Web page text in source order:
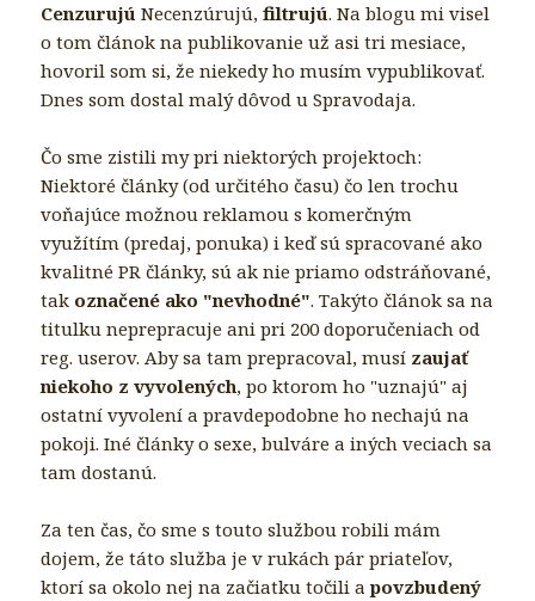
Cenzurujú Necenzúrujú,filtrujú. Na blogu mi visel
o tom článok na publikovanie už asi tri mesiace,
hovoril som si, že niekedy ho musím vypublikovať.
Dnes som dostal malý dôvod u Spravodaja.
Čo sme zistili my pri niektorých projektoch:
Niektoré články (od určitého času)čo len trochu
voňajúce možnou reklamou s komerčným
využítím (predaj, ponuka) i keď sú spracované ako
kvalitné PR články, sú ak nie priamo odstráňované,
tak označené ako "nevhodné". Takýto článok sa na
titulku neprepracuje ani pri 200 doporučeniach od
reg. userov. Aby sa tam prepracoval, musí zaujať
niekoho z vyvolených, po ktorom ho "uznajú" aj
ostatní vyvolení a pravdepodobne ho nechajú na
pokoji. Iné články o sexe, bulváre a iných veciach sa
tam dostanú.
Za ten čas, čo sme s touto službou robili mám
dojem, že táto služba je v rukách pár priateľov,
ktorí sa okolo nej na začiatku točili apovzbudený